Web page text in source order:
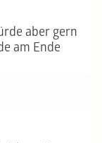
aber gern
am Ende